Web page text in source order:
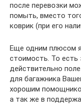
после перевозки
помыть, вместо
коврик (при его
Еще одним плюсом
стоимость. То есть
действительно
для багажника
хорошим
а так же в